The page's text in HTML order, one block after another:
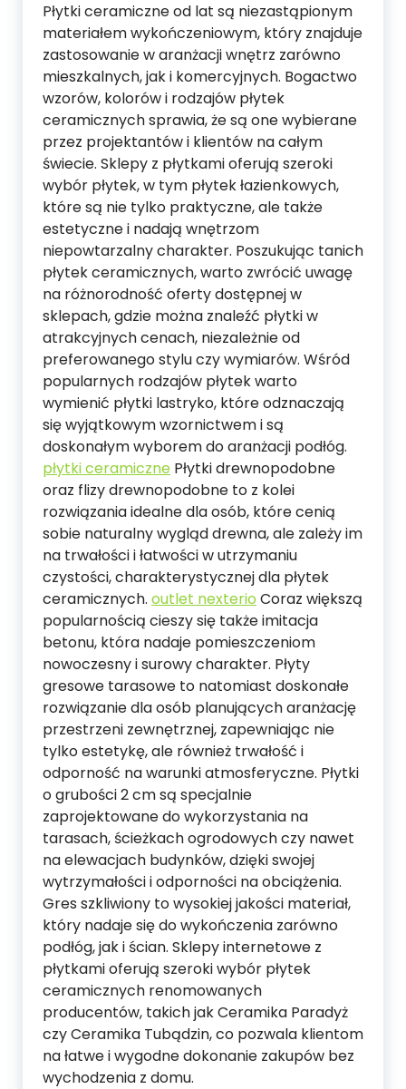
Płytki ceramiczne od lat są niezastąpionym
materiałem wykończeniowym, który znajduje
zastosowanie w aranżacji wnętrz zarówno
mieszkalnych, jak i komercyjnych. Bogactwo
wzorów, kolorów i rodzajów płytek
ceramicznych sprawia, że są one wybierane
przez projektantów i klientów na całym
świecie. Sklepy z płytkami oferują szeroki
wybór płytek, w tym płytek łazienkowych,
które są nie tylko praktyczne, ale także
estetyczne i nadają wnętrzom
niepowtarzalny charakter. Poszukując tanich
płytek ceramicznych, warto zwrócić uwagę
na różnorodność oferty dostępnej w
sklepach, gdzie można znaleźć płytki w
atrakcyjnych cenach, niezależnie od
preferowanego stylu czy wymiarów. Wśród
popularnych rodzajów płytek warto
wymienić płytki lastryko, które odznaczają
się wyjątkowym wzornictwem i są
doskonałym wyborem do aranżacji podłóg.
płytki ceramiczne Płytki drewnopodobne
oraz flizy drewnopodobne to z kolei
rozwiązania idealne dla osób, które cenią
sobie naturalny wygląd drewna, ale zależy im
na trwałości i łatwości w utrzymaniu
czystości, charakterystycznej dla płytek
ceramicznych. outlet nexterio Coraz większą
popularnością cieszy się także imitacja
betonu, która nadaje pomieszczeniom
nowoczesny i surowy charakter. Płyty
gresowe tarasowe to natomiast doskonałe
rozwiązanie dla osób planujących aranżację
przestrzeni zewnętrznej, zapewniając nie
tylko estetykę, ale również trwałość i
odporność na warunki atmosferyczne. Płytki
o grubości 2 cm są specjalnie
zaprojektowane do wykorzystania na
tarasach, ścieżkach ogrodowych czy nawet
na elewacjach budynków, dzięki swojej
wytrzymałości i odporności na obciążenia.
Gres szkliwiony to wysokiej jakości materiał,
który nadaje się do wykończenia zarówno
podłóg, jak i ścian. Sklepy internetowe z
płytkami oferują szeroki wybór płytek
ceramicznych renomowanych
producentów, takich jak Ceramika Paradyż
czy Ceramika Tubądzin, co pozwala klientom
na łatwe i wygodne dokonanie zakupów bez
wychodzenia z domu.